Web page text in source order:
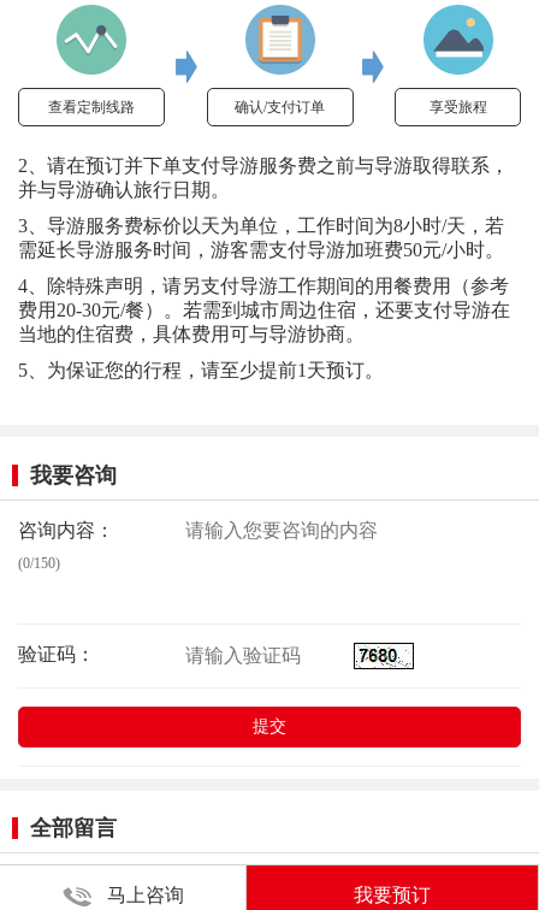
查看定制线路 确认/支付订单 享受旅程
2、请在预订并下单支付导游服务费之前与导游取得联系，
并与导游确认旅行日期。
3、导游服务费标价以天为单位，工作时间为8小时/天，若
需延长导游服务时间，游客需支付导游加班费50元/小时。
4、除特殊声明，请另支付导游工作期间的用餐费用（参考
费用20-30元/餐）。若需到城市周边住宿，还要支付导游在
当地的住宿费，具体费用可与导游协商。
5、为保证您的行程，请至少提前1天预订。
我要咨询
咨询内容：
(0/150)
验证码：
全部留言
马上咨询 我要预订